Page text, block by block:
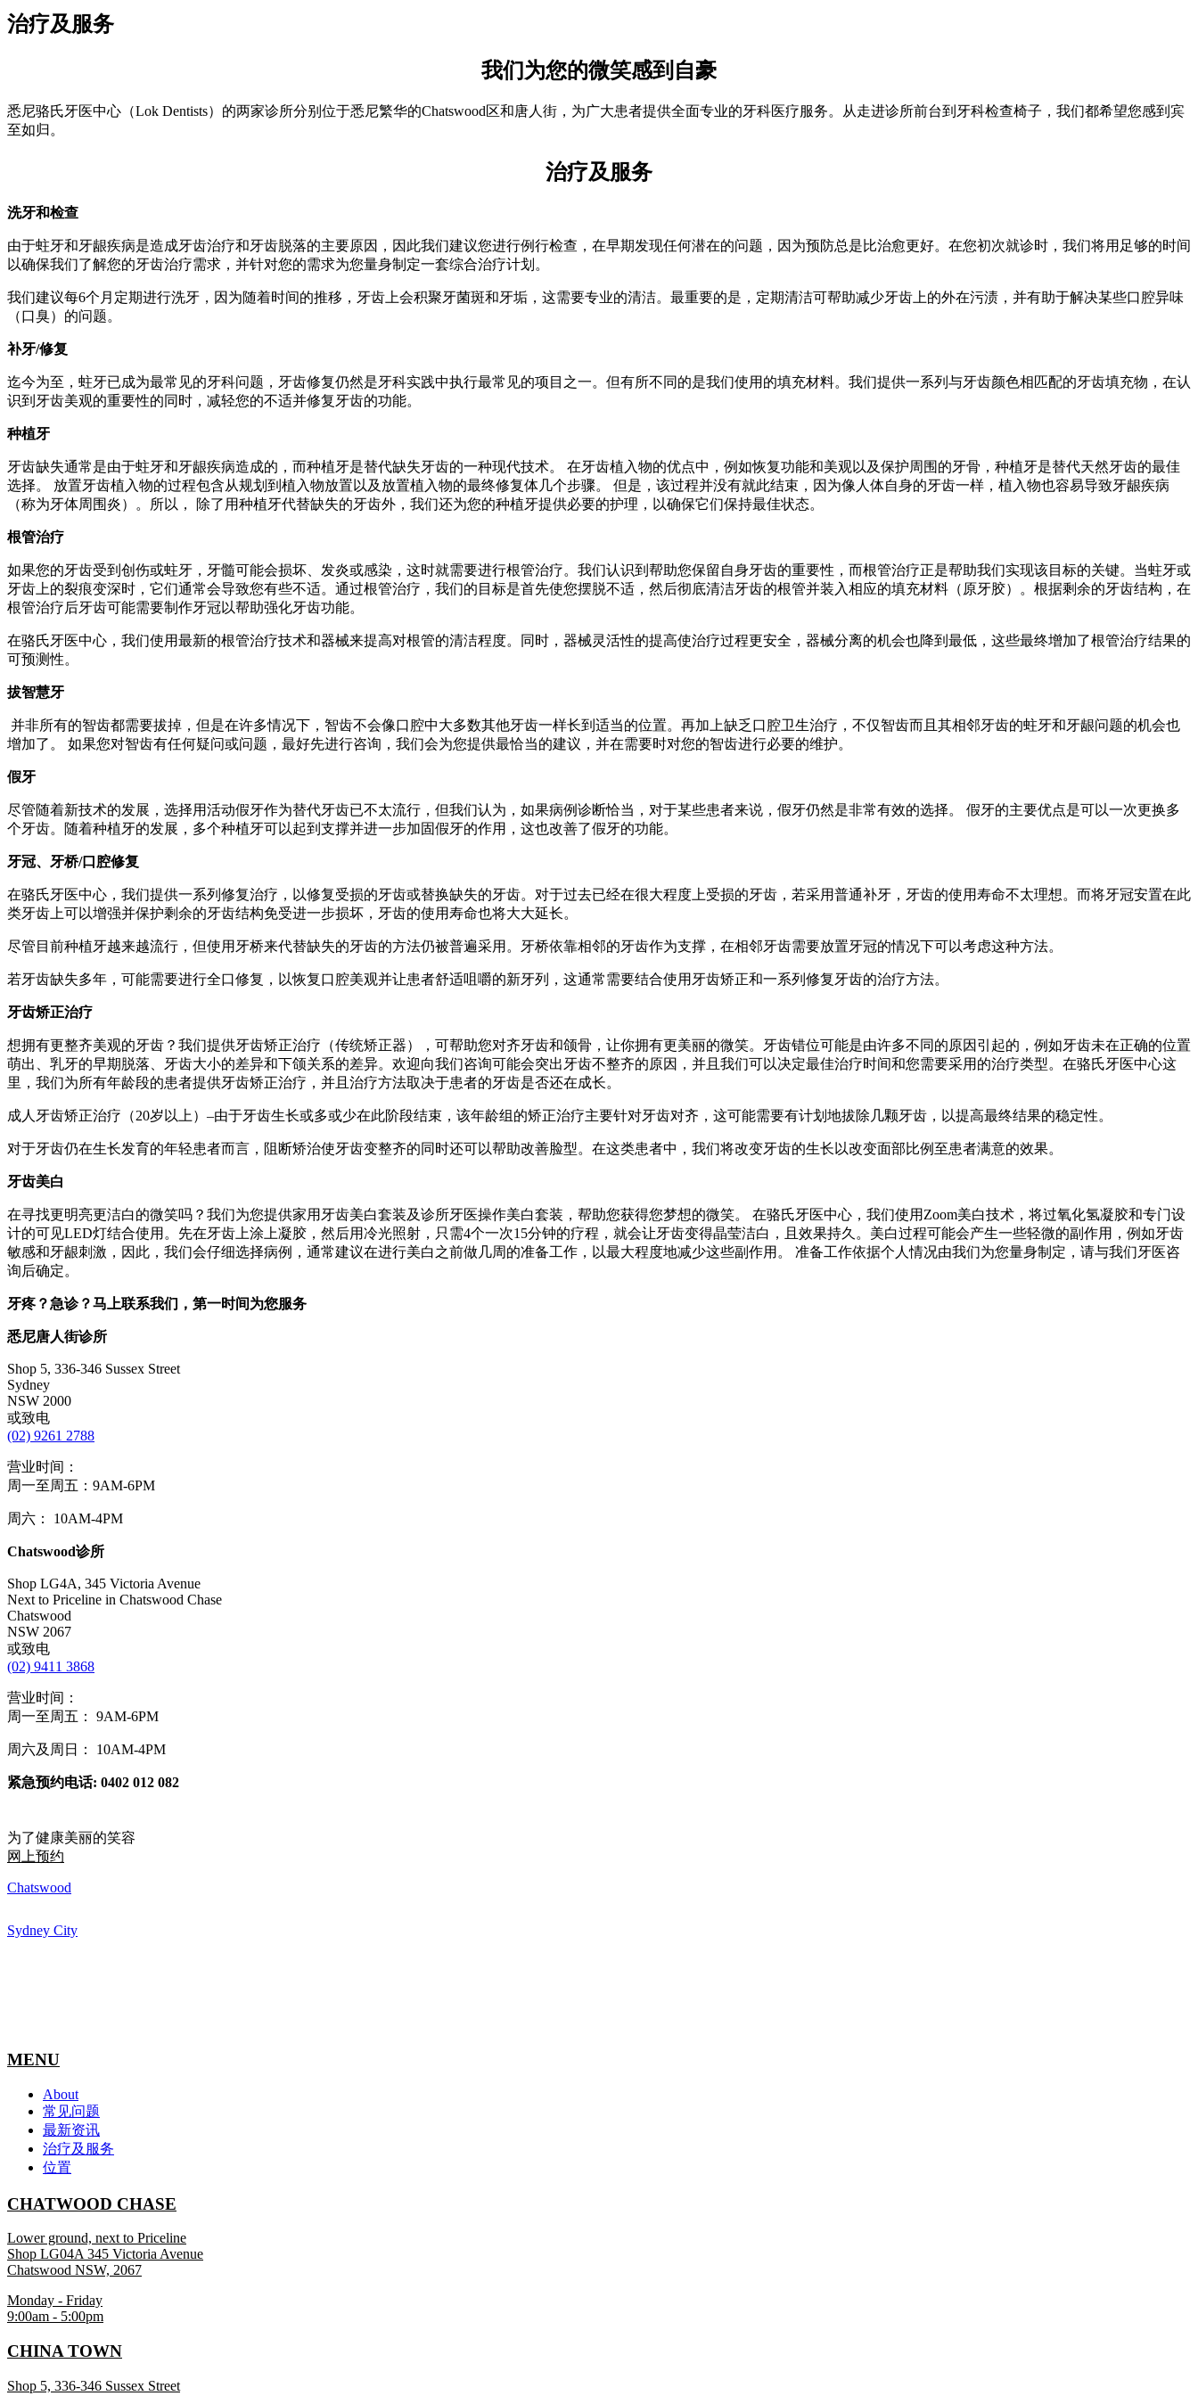
治疗及服务
我们为您的微笑感到自豪
悉尼骆氏牙医中心（Lok Dentists）的两家诊所分别位于悉尼繁华的Chatswood区和唐人街，为广大患者提供全面专业的牙科医疗服务。从走进诊所前台到牙科检查椅子，我们都希望您感到宾
至如归。
治疗及服务
洗牙和检查
由于蛀牙和牙龈疾病是造成牙齿治疗和牙齿脱落的主要原因，因此我们建议您进行例行检查，在早期发现任何潜在的问题，因为预防总是比治愈更好。在您初次就诊时，我们将用足够的时间
以确保我们了解您的牙齿治疗需求，并针对您的需求为您量身制定一套综合治疗计划。
我们建议每6个月定期进行洗牙，因为随着时间的推移，牙齿上会积聚牙菌斑和牙垢，这需要专业的清洁。最重要的是，定期清洁可帮助减少牙齿上的外在污渍，并有助于解决某些口腔异味
（口臭）的问题。
补牙/修复
迄今为至，蛀牙已成为最常见的牙科问题，牙齿修复仍然是牙科实践中执行最常见的项目之一。但有所不同的是我们使用的填充材料。我们提供一系列与牙齿颜色相匹配的牙齿填充物，在认
识到牙齿美观的重要性的同时，减轻您的不适并修复牙齿的功能。
种植牙
牙齿缺失通常是由于蛀牙和牙龈疾病造成的，而种植牙是替代缺失牙齿的一种现代技术。 在牙齿植入物的优点中，例如恢复功能和美观以及保护周围的牙骨，种植牙是替代天然牙齿的最佳
选择。 放置牙齿植入物的过程包含从规划到植入物放置以及放置植入物的最终修复体几个步骤。 但是，该过程并没有就此结束，因为像人体自身的牙齿一样，植入物也容易导致牙龈疾病
（称为牙体周围炎）。所以， 除了用种植牙代替缺失的牙齿外，我们还为您的种植牙提供必要的护理，以确保它们保持最佳状态。
根管治疗
如果您的牙齿受到创伤或蛀牙，牙髓可能会损坏、发炎或感染，这时就需要进行根管治疗。我们认识到帮助您保留自身牙齿的重要性，而根管治疗正是帮助我们实现该目标的关键。当蛀牙或
牙齿上的裂痕变深时，它们通常会导致您有些不适。通过根管治疗，我们的目标是首先使您摆脱不适，然后彻底清洁牙齿的根管并装入相应的填充材料（原牙胶）。根据剩余的牙齿结构，在
根管治疗后牙齿可能需要制作牙冠以帮助强化牙齿功能。
在骆氏牙医中心，我们使用最新的根管治疗技术和器械来提高对根管的清洁程度。同时，器械灵活性的提高使治疗过程更安全，器械分离的机会也降到最低，这些最终增加了根管治疗结果的
可预测性。
拔智慧牙
并非所有的智齿都需要拔掉，但是在许多情况下，智齿不会像口腔中大多数其他牙齿一样长到适当的位置。再加上缺乏口腔卫生治疗，不仅智齿而且其相邻牙齿的蛀牙和牙龈问题的机会也
增加了。 如果您对智齿有任何疑问或问题，最好先进行咨询，我们会为您提供最恰当的建议，并在需要时对您的智齿进行必要的维护。
假牙
尽管随着新技术的发展，选择用活动假牙作为替代牙齿已不太流行，但我们认为，如果病例诊断恰当，对于某些患者来说，假牙仍然是非常有效的选择。 假牙的主要优点是可以一次更换多
个牙齿。随着种植牙的发展，多个种植牙可以起到支撑并进一步加固假牙的作用，这也改善了假牙的功能。
牙冠、牙桥/口腔修复
在骆氏牙医中心，我们提供一系列修复治疗，以修复受损的牙齿或替换缺失的牙齿。对于过去已经在很大程度上受损的牙齿，若采用普通补牙，牙齿的使用寿命不太理想。而将牙冠安置在此
类牙齿上可以增强并保护剩余的牙齿结构免受进一步损坏，牙齿的使用寿命也将大大延长。
尽管目前种植牙越来越流行，但使用牙桥来代替缺失的牙齿的方法仍被普遍采用。牙桥依靠相邻的牙齿作为支撑，在相邻牙齿需要放置牙冠的情况下可以考虑这种方法。
若牙齿缺失多年，可能需要进行全口修复，以恢复口腔美观并让患者舒适咀嚼的新牙列，这通常需要结合使用牙齿矫正和一系列修复牙齿的治疗方法。
牙齿矫正治疗
想拥有更整齐美观的牙齿？我们提供牙齿矫正治疗（传统矫正器），可帮助您对齐牙齿和颌骨，让你拥有更美丽的微笑。牙齿错位可能是由许多不同的原因引起的，例如牙齿未在正确的位置
萌出、乳牙的早期脱落、牙齿大小的差异和下颌关系的差异。欢迎向我们咨询可能会突出牙齿不整齐的原因，并且我们可以决定最佳治疗时间和您需要采用的治疗类型。在骆氏牙医中心这
里，我们为所有年龄段的患者提供牙齿矫正治疗，并且治疗方法取决于患者的牙齿是否还在成长。
成人牙齿矫正治疗（20岁以上）–由于牙齿生长或多或少在此阶段结束，该年龄组的矫正治疗主要针对牙齿对齐，这可能需要有计划地拔除几颗牙齿，以提高最终结果的稳定性。
对于牙齿仍在生长发育的年轻患者而言，阻断矫治使牙齿变整齐的同时还可以帮助改善脸型。在这类患者中，我们将改变牙齿的生长以改变面部比例至患者满意的效果。
牙齿美白
在寻找更明亮更洁白的微笑吗？我们为您提供家用牙齿美白套装及诊所牙医操作美白套装，帮助您获得您梦想的微笑。 在骆氏牙医中心，我们使用Zoom美白技术，将过氧化氢凝胶和专门设
计的可见LED灯结合使用。先在牙齿上涂上凝胶，然后用冷光照射，只需4个一次15分钟的疗程，就会让牙齿变得晶莹洁白，且效果持久。美白过程可能会产生一些轻微的副作用，例如牙齿
敏感和牙龈刺激，因此，我们会仔细选择病例，通常建议在进行美白之前做几周的准备工作，以最大程度地减少这些副作用。 准备工作依据个人情况由我们为您量身制定，请与我们牙医咨
询后确定。
牙疼？急诊？马上联系我们，第一时间为您服务
悉尼唐人街诊所
Shop 5, 336-346 Sussex Street
Sydney
NSW 2000
或致电
(02) 9261 2788
营业时间：
周一至周五：9AM-6PM
周六： 10AM-4PM
Chatswood诊所
Shop LG4A, 345 Victoria Avenue
Next to Priceline in Chatswood Chase
Chatswood
NSW 2067
或致电
(02) 9411 3868
营业时间：
周一至周五： 9AM-6PM
周六及周日： 10AM-4PM
紧急预约电话: 0402 012 082
为了健康美丽的笑容
网上预约
Chatswood
Sydney City
MENU
About
常见问题
最新资讯
治疗及服务
位置
CHATWOOD CHASE
Lower ground, next to Priceline
Shop LG04A 345 Victoria Avenue
Chatswood NSW, 2067
Monday - Friday
9:00am - 5:00pm
CHINA TOWN
Shop 5, 336-346 Sussex Street